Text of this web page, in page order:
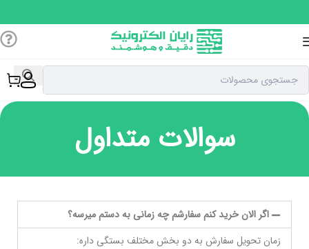
سوالات متداول
اگر الان خرید کنم سفارشم چه زمانی به دستم میرسه؟
زمان تحویل سفارش به دو بخش مختلف بستگی داره: